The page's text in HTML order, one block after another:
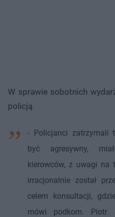
W sprawie sobotnich
policją.
- Policjanci zatrzymali
być agresywny,
kierowców, z uwagi na
irracjonalnie został
celem konsultacji,
mówi podkom. Piotr